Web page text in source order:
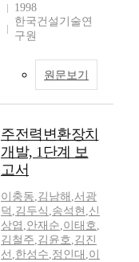
1998
한국건설기술연
구원
원문보기
주전력변환장치
개발, 1단계 보
고서
이충동,김남해 ,서광
덕 ,김두식 ,송석현 ,신
상엽 ,안재순,이태호,
김철주,김윤호,김진
선 ,한성수,정인대 ,이